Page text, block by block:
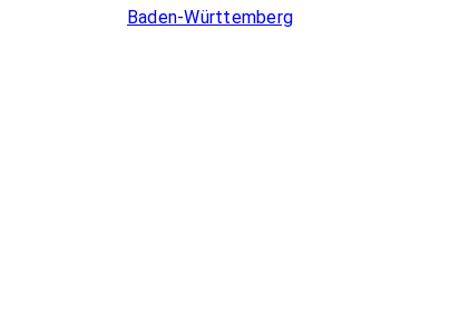
Baden-Württemberg